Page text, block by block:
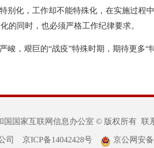
别化，工作却不能特殊化，在实施过程
的同时，也必须严格工作纪律要求。
，艰巨的“战疫”特殊时期，期待更多“特
国国家互联网信息办公室 © 版权所有 联
司 京ICP备14042428号 京公网安备